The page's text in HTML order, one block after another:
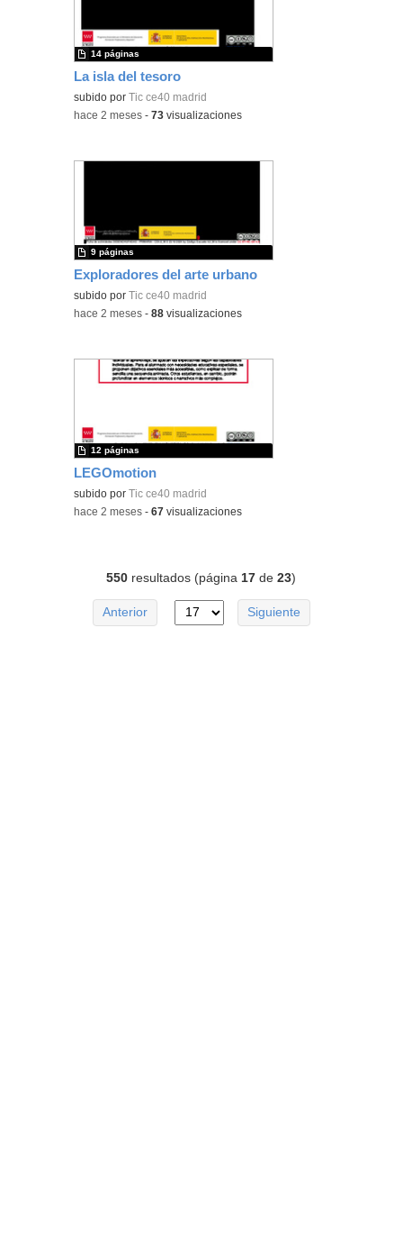
La isla del tesoro
subido por Tic ce40 madrid
14 páginas
-hace 2 meses -73 visualizaciones
Exploradores del arte urbano
subido por Tic ce40 madrid
9 páginas
-hace 2 meses -88 visualizaciones
LEGOmotion
subido por Tic ce40 madrid
12 páginas
-hace 2 meses -67 visualizaciones
550 resultados (página 17 de23)
Anterior Siguiente